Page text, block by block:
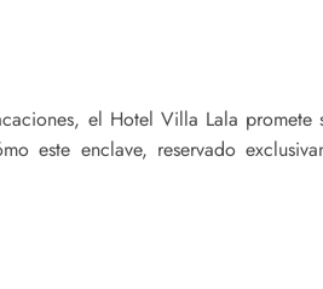
el Hotel Villa Lala promete
este enclave, reservado